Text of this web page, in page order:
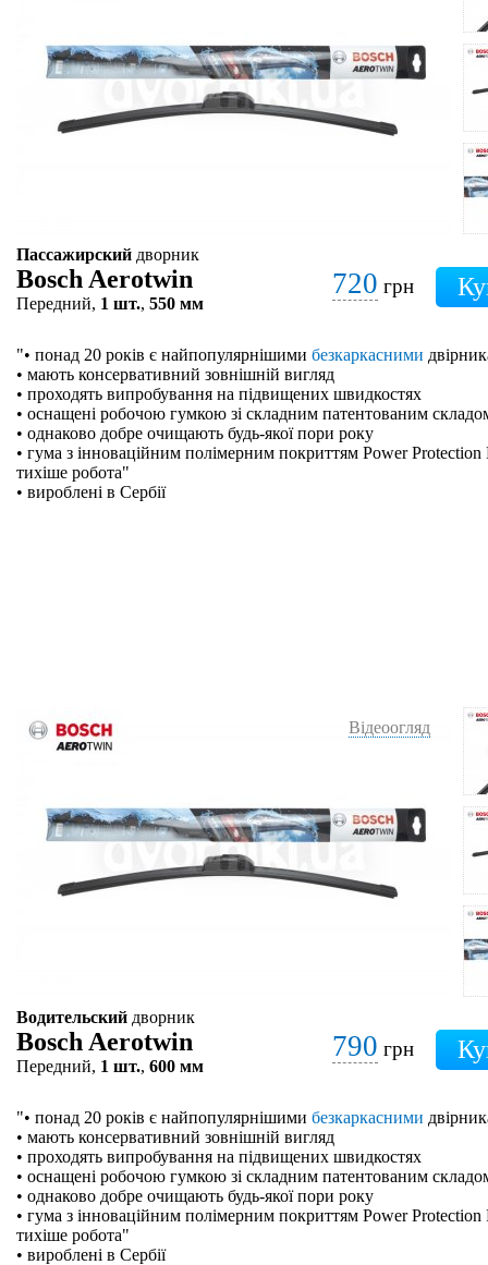
Пассажирский дворник
Bosch Aerotwin
Передний, 1 шт., 550 мм
720 грн
"• понад 20 років є найпопулярнішими безкаркасними
• мають консервативний зовнішній вигляд
• проходять випробування на підвищених швидкостях
• оснащені робочою гумкою зі складним патентованим
• однаково добре очищають будь-якої пори року
• гума з інноваційним полімерним покриттям Power
тихіше робота"
• вироблені в Сербії
Відеоогляд
Водительский дворник
Bosch Aerotwin
Передний, 1 шт., 600 мм
790 грн
"• понад 20 років є найпопулярнішими безкаркасними
• мають консервативний зовнішній вигляд
• проходять випробування на підвищених швидкостях
• оснащені робочою гумкою зі складним патентованим
• однаково добре очищають будь-якої пори року
• гума з інноваційним полімерним покриттям Power
тихіше робота"
• вироблені в Сербії